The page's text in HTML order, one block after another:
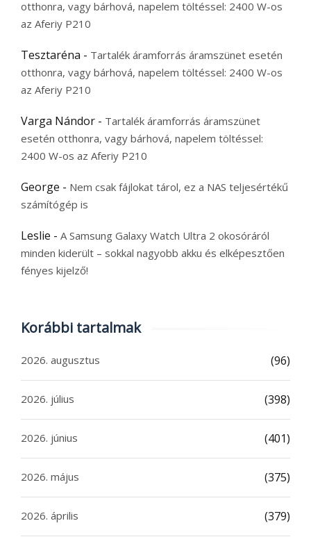
otthonra, vagy bárhová, napelem töltéssel: 2400 W-os
az Aferiy P210
Tesztaréna - Tartalék áramforrás áramszünet esetén
otthonra, vagy bárhová, napelem töltéssel: 2400 W-os
az Aferiy P210
Varga Nándor - Tartalék áramforrás áramszünet
esetén otthonra, vagy bárhová, napelem töltéssel:
2400 W-os az Aferiy P210
George - Nem csak fájlokat tárol, ez a NAS teljesértékű
számítógép is
Leslie - A Samsung Galaxy Watch Ultra 2 okosóráról
minden kiderült – sokkal nagyobb akku és elképesztően
fényes kijelző!
Korábbi tartalmak
2026. augusztus (96)
2026. július (398)
2026. június (401)
2026. május (375)
2026. április (379)